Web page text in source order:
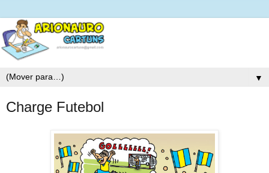
▼
Charge Futebol